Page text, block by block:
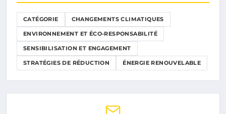
CATÉGORIE CHANGEMENTS CLIMATIQUES
ENVIRONNEMENT ET ÉCO-RESPONSABILITÉ
SENSIBILISATION ET ENGAGEMENT
STRATÉGIES DE RÉDUCTION ÉNERGIE RENOUVELABLE